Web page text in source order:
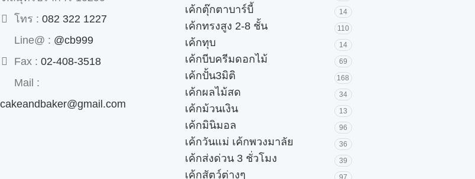
โทร : 082 322 1227
Line@ : @cb999
Fax : 02-408-3518
Mail :
cakeandbaker@gmail.com
เค้กตุ๊กตาบาร์บี้ 14
เค้กทรงสูง 2-8 ชั้น 110
เค้กทุบ 14
เค้กบีบครีมดอกไม้ 69
เค้กปั้น3มิติ 168
เค้กผลไม้สด 34
เค้กม้วนเงิน 13
เค้กมินิมอล 96
เค้กวันแม่ เค้กพวงมาลัย 36
เค้กส่งด่วน 3 ชั่วโมง 39
เค้กสัตว์ต่างๆ 97